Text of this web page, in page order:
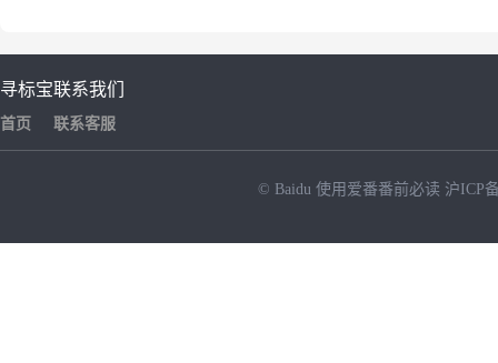
寻标宝
首页
联系我们
联系客服
© Baidu 使用爱番番前必读 沪ICP